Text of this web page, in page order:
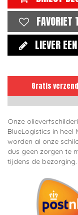
FAVORIET
LIEVER
Gratis
Onze
BlueLogistics in
worden al onze
dus geen zorgen te
tijdens de bezorging.